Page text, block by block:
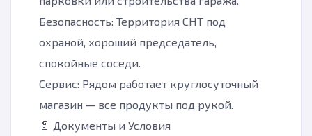
Безопасность: Территория СНТ под
охраной, хороший председатель,
спокойные соседи.
Сервис: Рядом работает круглосуточный
магазин — все продукты под рукой.
📄 Документы и Условия